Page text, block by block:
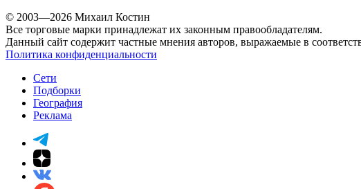
© 2003—2026 Михаил Костин
Все торговые марки принадлежат их законным правообладателям.
Данный сайт содержит частные мнения авторов, выражаемые в
Политика конфиденциальности
Сети
Подборки
География
Реклама